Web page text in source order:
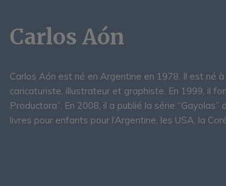
Carlos Aón
Carlos Aón est né en Argentine en 1978. Il est né
caricaturiste, illustrateur et graphiste. En 1999, il
Productora”. En 2008, il a publié la série
livres pour enfants pour l’Argentine, les USA, la